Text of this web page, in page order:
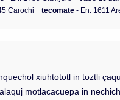
Carochi tecomate - En: 1611
xiuhtototl in toztli
motlacacuepa in